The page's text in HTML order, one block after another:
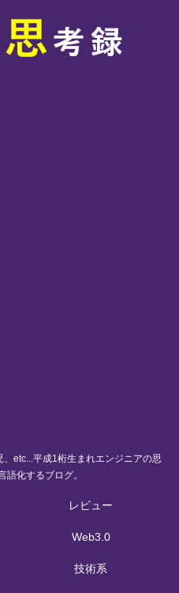
etc...平成1桁生まれエンジニアの思
語化するブログ。
レビュー
Web3.0
技術系